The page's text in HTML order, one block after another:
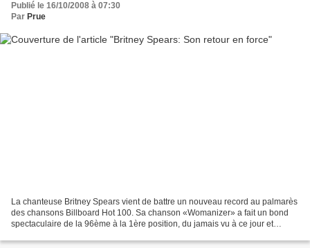
Publié le 16/10/2008 à 07:30
Par Prue
La chanteuse Britney Spears vient de battre un nouveau record au palmarès
des chansons Billboard Hot 100. Sa chanson «Womanizer» a fait un bond
spectaculaire de la 96ème à la 1ère position, du jamais vu à ce jour et